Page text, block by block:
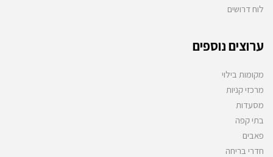
לוח דרושים
ערוצים נוספים
מקומות בילוי
מרכזי קניות
מסעדות
בתי קפה
פאבים
חדרי בריחה